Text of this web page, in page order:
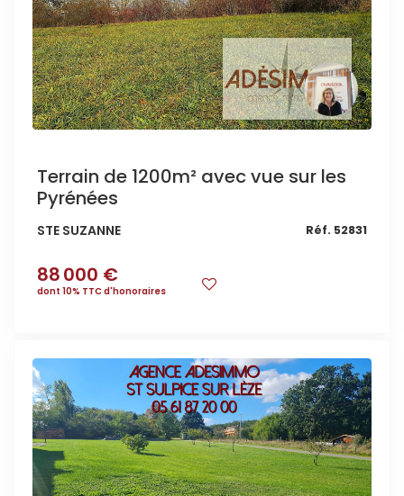
Terrain de 1200m² avec vue sur les
Pyrénées
STE SUZANNE Réf. 52831
88 000 €
dont 10% TTC d'honoraires